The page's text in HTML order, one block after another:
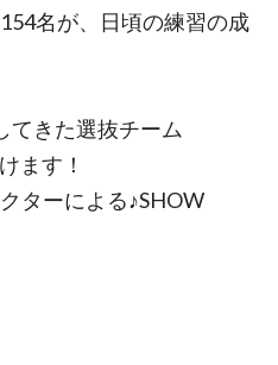
名が、日頃の練習の成
てきた選抜チーム
ます！
ターによる♪SHOW